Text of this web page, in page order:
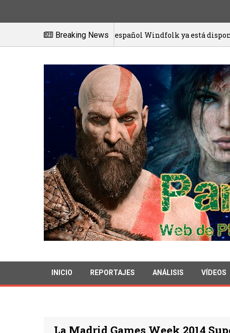
Breaking News
El juego español Windfolk ya está disponible en
INICIO REPORTAJES ANÁLISIS VÍDEOS
La Madrid Games Week 2014